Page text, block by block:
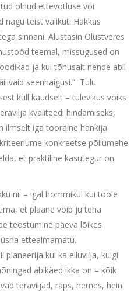
olnud ettevõtluse või
nagu teist valikut. Hakkas
sinnani. Alustasin Olustveres
teemal, missugused on
ja kui tõhusalt nende abil
seenhaigusi.“ Tulu
küll kaudselt – tulevikus võiks
kvaliteedi hindamiseks,
ilmselt iga tooraine hankija
konkreetse põllumehe
et praktiline kasutegur on
nii – igal hommikul kui tööle
et plaane võib ju teha
teostumine päeva lõikes
etteaimamatu.
planeerija kui ka elluviija, kuigi
abikäed ikka on – kõik
teraviljad, raps, hernes, hein